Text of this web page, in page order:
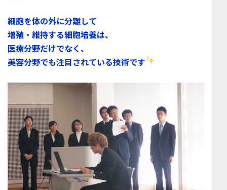
細胞を体の外に分離して
増殖・維持する細胞培養は、
医療分野だけでなく、
美容分野でも注目されている技術です